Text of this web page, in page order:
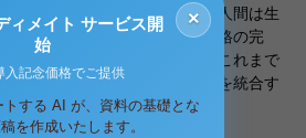
ーツの要望が高まっている。人間は生
、人類全体の中で個人の「人格の完
のであるとする生涯学習は、これまで
方から、学校教育と社会教育を統合す
。
×
ィメイト サービス開
始
入記念価格でご提供
トする AI が、資料の基礎とな
を作成いたします。